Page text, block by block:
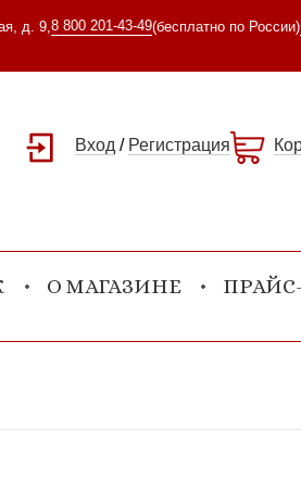
д. 9, 8 800 201-43-49(бесплатно по России)
Вход / Регистрация
О МАГАЗИНЕ